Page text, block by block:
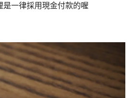
是一律採用現金付款的喔